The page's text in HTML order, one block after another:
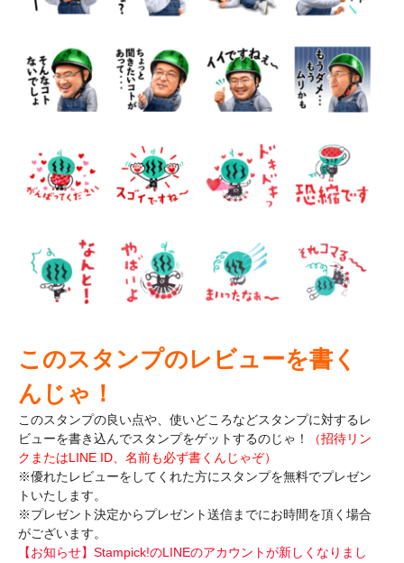
このスタンプのレビューを書く
んじゃ！
このスタンプの良い点や、使いどころなどスタンプに対するレ
ビューを書き込んでスタンプをゲットするのじゃ！
（招待リン
クまたはLINE ID、名前も必ず書くんじゃぞ）
※優れたレビューをしてくれた方にスタンプを無料でプレゼン
トいたします。
※プレゼント決定からプレゼント送信までにお時間を頂く場合
がございます。
【お知らせ】Stampick!のLINEのアカウントが新しくなりまし